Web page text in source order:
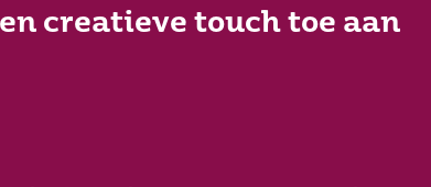
creatieve touch toe aan